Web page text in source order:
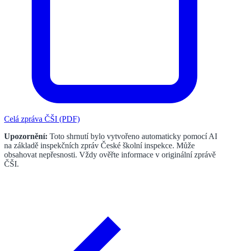
Celá zpráva ČŠI (PDF)
Upozornění: Toto shrnutí bylo vytvořeno automaticky pomocí AI
na základě inspekčních zpráv České školní inspekce. Může
obsahovat nepřesnosti. Vždy ověřte informace v originální zprávě
ČŠI.